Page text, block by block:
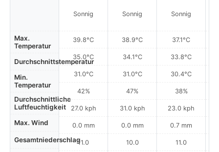
Max.
Temperatur
Durchschnittstemperatur
Min.
Temperatur
Durchschnittliche
Luftfeuchtigkeit
Max. Wind
Gesamtniederschlag
Sonnig
39.8°C
35.0°C
31.0°C
42%
27.0 kph
0.0 mm
11.0
Sonnig
38.9°C
34.1°C
31.0°C
47%
31.0 kph
0.0 mm
10.0
Sonnig
37.1°C
33.8°C
30.4°C
38%
23.0 kph
0.7 mm
11.0